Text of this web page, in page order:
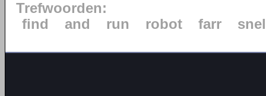
Trefwoorden:
find
and run robot farr